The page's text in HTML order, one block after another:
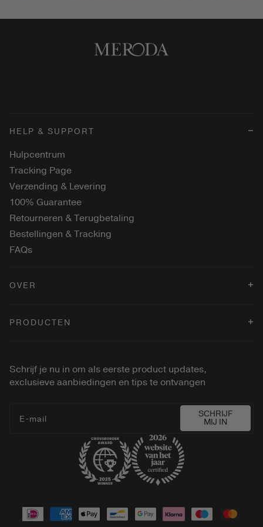
HELP & SUPPORT
Hulpcentrum
Tracking Page
Verzending & Levering
100% Guarantee
Retourneren & Terugbetaling
Bestellingen & Tracking
FAQs
OVER
Blog
Privacybeleid
Betaling
PRODUCTEN
Velvet Dream Lipstick
Gilded Lashes Mascara
Schrijf je nu in om als eerste product updates,
exclusieve aanbiedingen en tips te ontvangen
E‑mail SCHRIJF
MIJ IN
Betaalmethoden